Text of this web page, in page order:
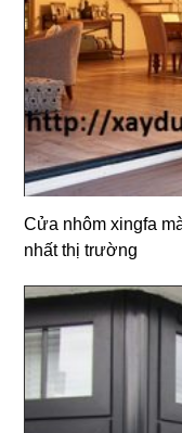
Cửa nhôm xingfa
nhất thị trường